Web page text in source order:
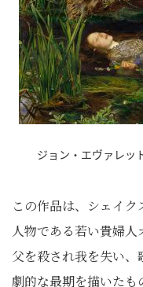
ジョン・エヴァレッ
この作品は、シェイ
人物である若い貴婦
父を殺され我を失い
劇的な最期を描いたも